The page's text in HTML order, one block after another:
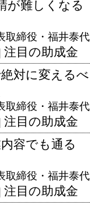
が難しくなる
取締役・福井泰代
注目の助成金
対に変えるべ
取締役・福井泰代
注目の助成金
容でも通る
取締役・福井泰代
注目の助成金